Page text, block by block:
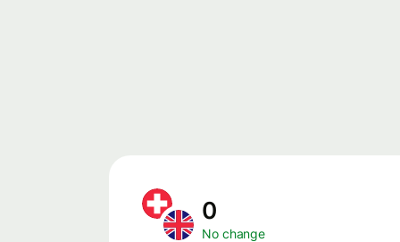
0
No change